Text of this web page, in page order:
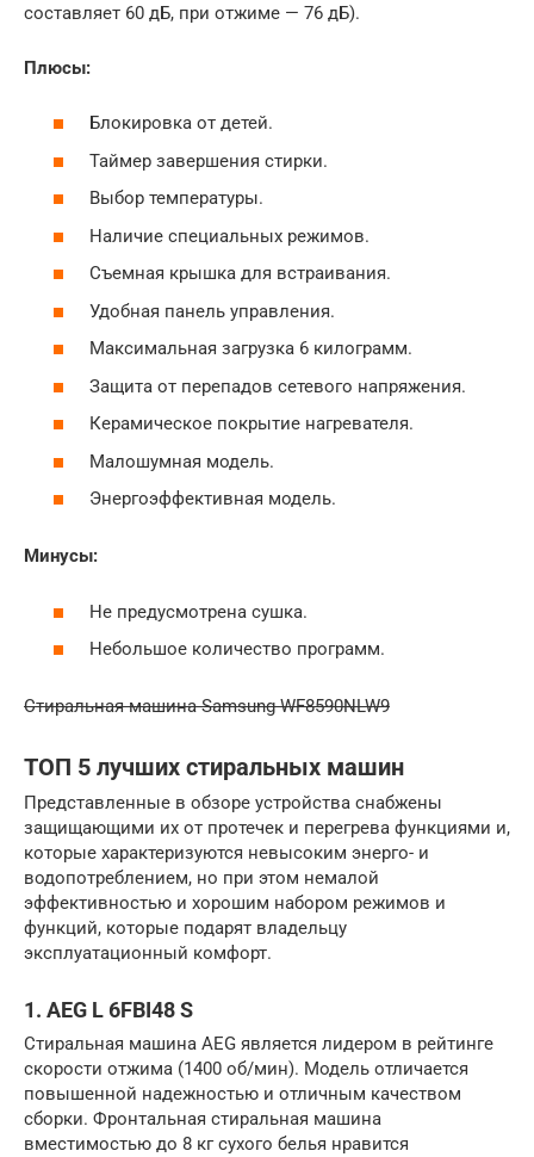
составляет 60 дБ, при отжиме — 76 дБ).
Плюсы:
Блокировка от детей.
Таймер завершения стирки.
Выбор температуры.
Наличие специальных режимов.
Съемная крышка для встраивания.
Удобная панель управления.
Максимальная загрузка 6 килограмм.
Защита от перепадов сетевого напряжения.
Керамическое покрытие нагревателя.
Малошумная модель.
Энергоэффективная модель.
Минусы:
Не предусмотрена сушка.
Небольшое количество программ.
Стиральная машина Samsung WF8590NLW9
ТОП 5 лучших стиральных машин
Представленные в обзоре устройства снабжены
защищающими их от протечек и перегрева функциями и,
которые характеризуются невысоким энерго- и
водопотреблением, но при этом немалой
эффективностью и хорошим набором режимов и
функций, которые подарят владельцу
эксплуатационный комфорт.
1. AEG L 6FBI48 S
Стиральная машина AEG является лидером в рейтинге
скорости отжима (1400 об/мин). Модель отличается
повышенной надежностью и отличным качеством
сборки. Фронтальная стиральная машина
вместимостью до 8 кг сухого белья нравится